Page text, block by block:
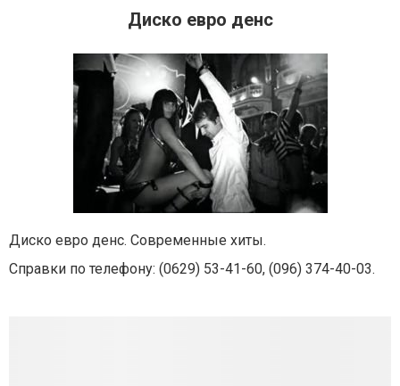
Диско евро денс
Диско евро денс. Современные хиты.
Справки по телефону: (0629) 53-41-60, (096) 374-40-03.